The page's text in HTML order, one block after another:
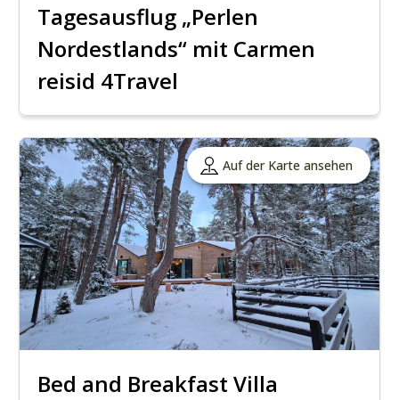
Tagesausflug „Perlen
Nordestlands“ mit Carmen
reisid 4Travel
Auf der Karte ansehen
Bed and Breakfast Villa